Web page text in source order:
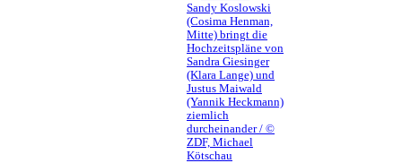
Sandy Koslowski
(Cosima Henman,
Mitte) bringt die
Hochzeitspläne von
Sandra Giesinger
(Klara Lange) und
Justus Maiwald
(Yannik Heckmann)
ziemlich
durcheinander / ©
ZDF, Michael
Kötschau